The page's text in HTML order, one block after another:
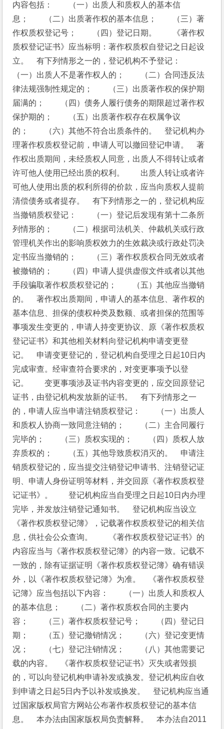
内容包括：　　（一）出质人和质权人的基本信
息；　　（二）出质著作权的基本信息；　　（三）著
作权质权登记号；　　（四）登记日期。　　《著作权
质权登记证书》应当标明：著作权质权自登记之日起设
立。　有下列情形之一的，登记机构不予登记：
（一）出质人不是著作权人的；　　（二）合同违反法
律法规强制性规定的；　　（三）出质著作权的保护期
届满的；　　（四）债务人履行债务的期限超过著作权
保护期的；　　（五）出质著作权存在权属争议
的；　　（六）其他不符合出质条件的。　登记机构办
理著作权质权登记前，申请人可以撤回登记申请。　著
作权出质期间，未经质权人同意，出质人不得转让或者
许可他人使用已经出质的权利。　　出质人转让或者许
可他人使用出质的权利所得的价款，应当向质权人提前
清偿债务或者提存。　有下列情形之一的，登记机构应
当撤销质权登记：　　（一）登记后发现有第十二条所
列情形的；　　（二）根据司法机关、仲裁机关或行政
管理机关作出的影响质权效力的生效裁决或行政处罚决
定书应当撤销的；　　（三）著作权质权合同无效或者
被撤销的；　　（四）申请人提供虚假文件或者以其他
手段骗取著作权质权登记的；　　（五）其他应当撤销
的。　著作权出质期间，申请人的基本信息、著作权的
基本信息、担保的债权种类及数额、或者担保的范围等
事项发生变更的，申请人持变更协议、原《著作权质权
登记证书》和其他相关材料向登记机构申请变更登
记。　申请变更登记的，登记机构自受理之日起10日内
完成审查。经审查符合要求的，对变更事项予以登
记。　　变更事项涉及证书内容变更的，应交回原登记
证书，由登记机构发放新的证书。　有下列情形之一
的，申请人应当申请注销质权登记：　　（一）出质人
和质权人协商一致同意注销的；　　（二）主合同履行
完毕的；　　（三）质权实现的；　　（四）质权人放
弃质权的；　　（五）其他导致质权消灭的。　申请注
销质权登记的，应当提交注销登记申请书、注销登记证
明、申请人身份证明等材料，并交回原《著作权质权登
记证书》。　　登记机构应当自受理之日起10日内办理
完毕，并发放注销登记通知书。　登记机构应当设立
《著作权质权登记簿》，记载著作权质权登记的相关信
息，供社会公众查询。　　《著作权质权登记证书》的
内容应当与《著作权质权登记簿》的内容一致。记载不
一致的，除有证据证明《著作权质权登记簿》确有错误
外，以《著作权质权登记簿》为准。　《著作权质权登
记簿》应当包括以下内容：　　（一）出质人和质权人
的基本信息；　　（二）著作权质权合同的主要内
容；　　（三）著作权质权登记号；　　（四）登记日
期；　　（五）登记撤销情况；　　（六）登记变更情
况；　　（七）登记注销情况；　　（八）其他需要记
载的内容。　《著作权质权登记证书》灭失或者毁损
的，可以向登记机构申请补发或换发。登记机构应自收
到申请之日起5日内予以补发或换发。　登记机构应当通
过国家版权局官方网站公布著作权质权登记的基本信
息。　本办法由国家版权局负责解释。　本办法自2011